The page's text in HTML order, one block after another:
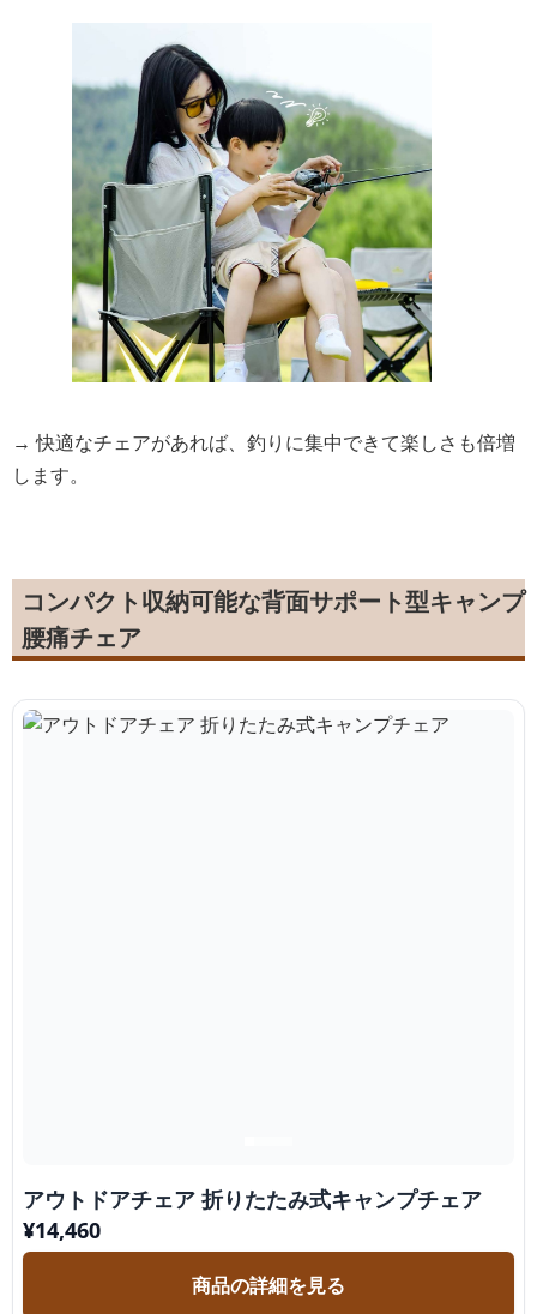
→ 快適なチェアがあれば、釣りに集中できて楽しさも倍増
します。
コンパクト収納可能な背面サポート型キャンプ
腰痛チェア
アウトドアチェア 折りたたみ式キャンプチェア
¥14,460
商品の詳細を見る